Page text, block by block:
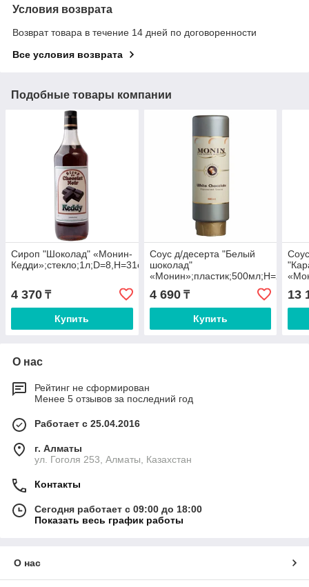
Условия возврата
Возврат товара в течение 14 дней по договоренности
Все условия возврата
Подобные товары компании
Сироп "Шоколад" «Монин-
Кедди»;стекло;1л;D=8,H=31см
4 370 ₸
Купить
Соус д/десерта "Белый
шоколад"
«Монин»;пластик;500мл;H=20.5см
4 690₸
Купить
13
О нас
Рейтинг не сформирован
Менее 5 отзывов за последний год
Работает с 25.04.2016
г. Алматы
ул. Гоголя 253, Алматы, Казахстан
Контакты
Сегодня работает с 09:00 до 18:00
Показать весь график работы
О нас